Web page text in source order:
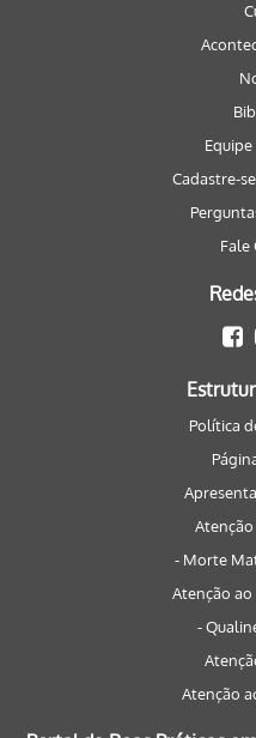
Cadastre-
Fale
Política
- Morte
Atenção ao
-
Atenção